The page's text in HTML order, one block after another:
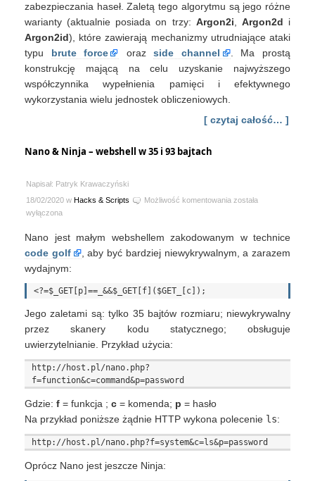
zabezpieczania haseł. Zaletą tego algorytmu są jego różne
warianty (aktualnie posiada on trzy: Argon2i Argon2d i
Argon2id), które zawierają mechanizmy utrudniające ataki
typu brute force orazside channel
. Ma prostą
konstrukcję mającą na celu uzyskanie najwyższego
współczynnika wypełnienia pamięci i efektywnego
wykorzystania wielu jednostek obliczeniowych.
[ czytaj całość… ]
Nano & Ninja – webshell w 35 i 93 bajtach
Napisał: Patryk Krawaczyński
18/02/2020 w Hacks & Scripts Możliwość komentowania Nano
–
webshell
bajtach
została
wyłączona
Nano jest małym webshellem zakodowanym w technice
code golf
, aby być bardziej niewykrywalnym, a zarazem
wydajnym:
Jego zaletami są: tylko 35 bajtów rozmiaru; niewykrywalny
przez skanery kodu statycznego; obsługuje
uwierzytelnianie. Przykład użycia:
http://host.pl/nano.php?
Gdzie: f = funkcja ; c = komenda; p = hasło
Na przykład poniższe żądnie HTTP wykona polecenie ls:
Oprócz Nano jest jeszcze Ninja: